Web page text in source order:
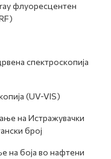
флуоресцентен
спектроскопија
(UV-VIS)
на Истражувачки
број
на боја во нафтени